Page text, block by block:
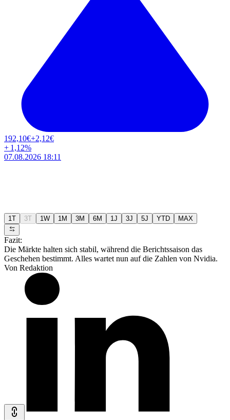
192,10€+2,12€
+ 1,12%
07.08.2026 18:11
1T 3T 1W 1M 3M 6M 1J 3J 5J YTD MAX
Fazit:
Die Märkte halten sich stabil, während die Berichtssaison das
Geschehen bestimmt. Alles wartet nun auf die Zahlen von Nvidia.
Von Redaktion